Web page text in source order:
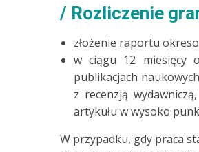
Rozliczenie
złożenie raportu
w ciągu 12 miesięcy
publikacjach
z recenzją
artykułu w wysoko
W przypadku, gdy praca